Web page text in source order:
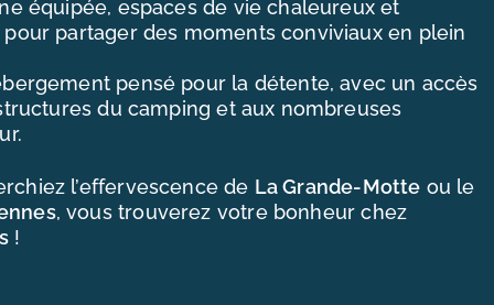
équipée, espaces de vie chaleureux et
partager des moments conviviaux en plein
pensé pour la détente, avec un accès
du camping et aux nombreuses
l’effervescence de La Grande-Motte ou le
, vous trouverez votre bonheur chez
!